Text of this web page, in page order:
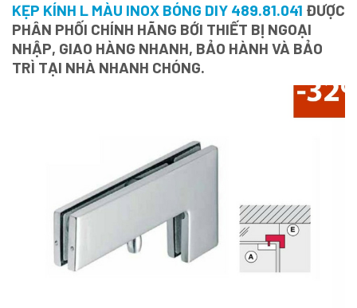
KẸP KÍNH L MÀU INOX BÓNG DIY 489.81.041 ĐƯỢC
PHÂN PHỐI CHÍNH HÃNG BỚI THIẾT BỊ NGOẠI
NHẬP, GIAO HÀNG NHANH, BẢO HÀNH VÀ BẢO
TRÌ TẠI NHÀ NHANH CHÓNG.